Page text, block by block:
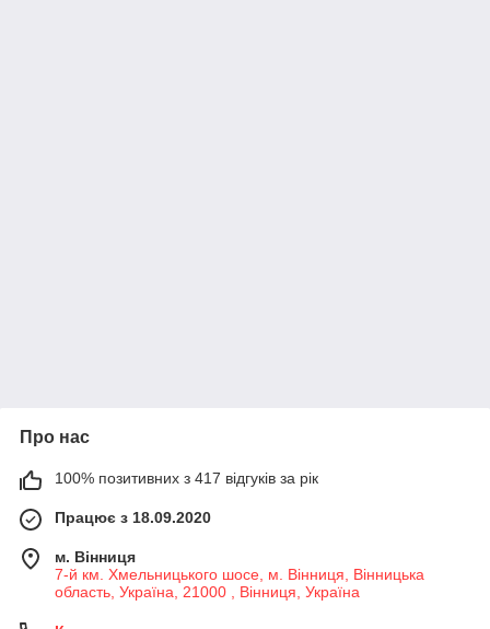
Про нас
100% позитивних з 417 відгуків за рік
Працює з 18.09.2020
м. Вінниця
7-й км. Хмельницького шосе, м. Вінниця, Вінницька
область, Україна, 21000 , Вінниця, Україна